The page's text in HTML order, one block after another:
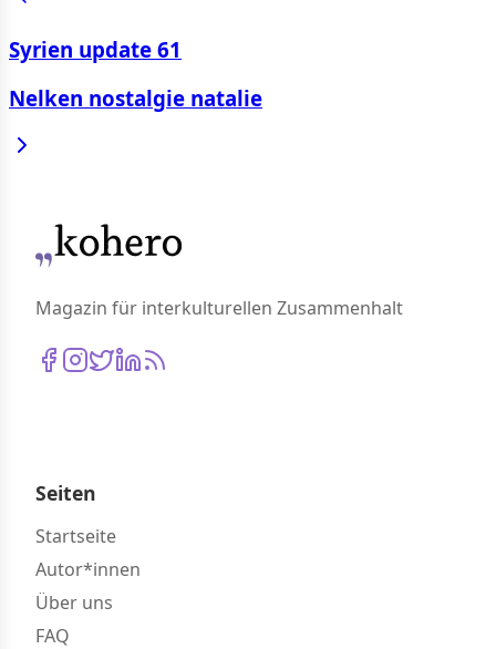
Syrien update 61
Nelken nostalgie natalie
Magazin für interkulturellen Zusammenhalt
Seiten
Startseite
Autor*innen
Über uns
FAQ